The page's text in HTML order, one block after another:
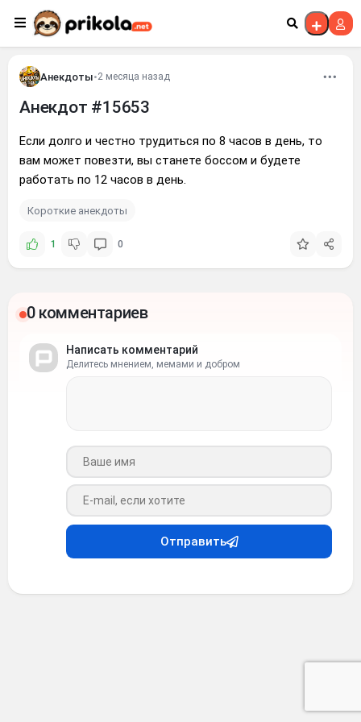
Перейти к контенту
Анекдоты•2 месяца назад
Анекдот #15653
Если долго и честно трудиться по 8 часов в день, то
вам может повезти, вы станете боссом и будете
работать по 12 часов в день.
Короткие анекдоты
1 0
0 комментариев
Написать комментарий
Делитесь мнением, мемами и добром
Ваше имя
Ваш e-mail
Отправить